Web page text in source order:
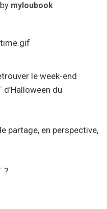
by myloubook
le week-end
du
partage, en perspective,
?